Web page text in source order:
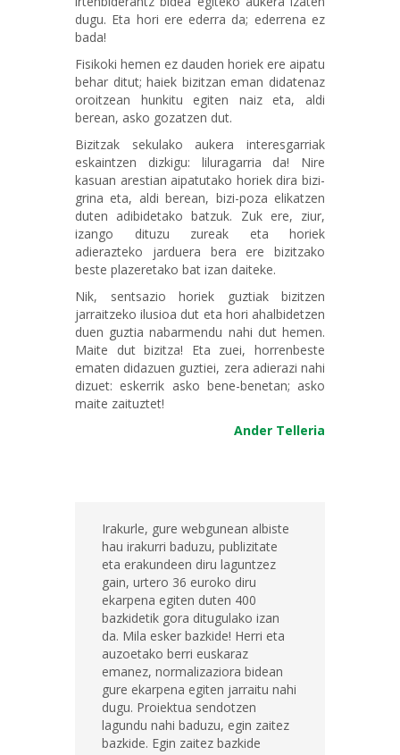
dugu. Eta hori ere ederra da; ederrena ez
bada!
Fisikoki hemen ez dauden horiek ere aipatu
behar ditut; haiek bizitzan eman didatenaz
oroitzean hunkitu egiten naiz eta, aldi
berean, asko gozatzen dut.
Bizitzak sekulako aukera interesgarriak
eskaintzen dizkigu: liluragarria da! Nire
kasuan arestian aipatutako horiek dira bizi-
grina eta, aldi berean, bizi-poza elikatzen
duten adibidetako batzuk. Zuk ere, ziur,
izango dituzu zureak eta horiek
adierazteko jarduera bera ere bizitzako
beste plazeretako bat izan daiteke.
Nik, sentsazio horiek guztiak bizitzen
jarraitzeko ilusioa dut eta hori ahalbidetzen
duen guztia nabarmendu nahi dut hemen.
Maite dut bizitza! Eta zuei, horrenbeste
ematen didazuen guztiei, zera adierazi nahi
dizuet: eskerrik asko bene-benetan; asko
maite zaituztet!
Ander Telleria
Irakurle, gure webgunean albiste
hau irakurri baduzu, publizitate
eta erakundeen diru laguntzez
gain, urtero 36 euroko diru
ekarpena egiten duten 400
bazkidetik gora ditugulako izan
da. Mila esker bazkide! Herri eta
auzoetako berri euskaraz
emanez, normalizaziora bidean
gure ekarpena egiten jarraitu nahi
dugu. Proiektua sendotzen
lagundu nahi baduzu, egin zaitez
bazkide. Egin zaitez bazkide